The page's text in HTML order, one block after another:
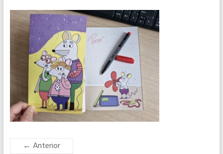
← Anterior